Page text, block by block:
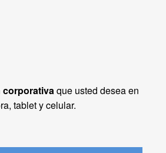
corporativaque usted desea en
tablet y celular.